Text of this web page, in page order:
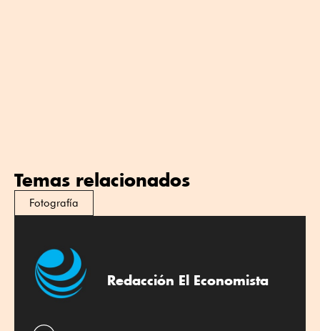
Temas relacionados
Fotografía
Redacción El Economista